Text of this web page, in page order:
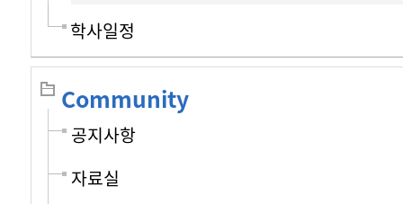
학사일정
Community
공지사항
자료실